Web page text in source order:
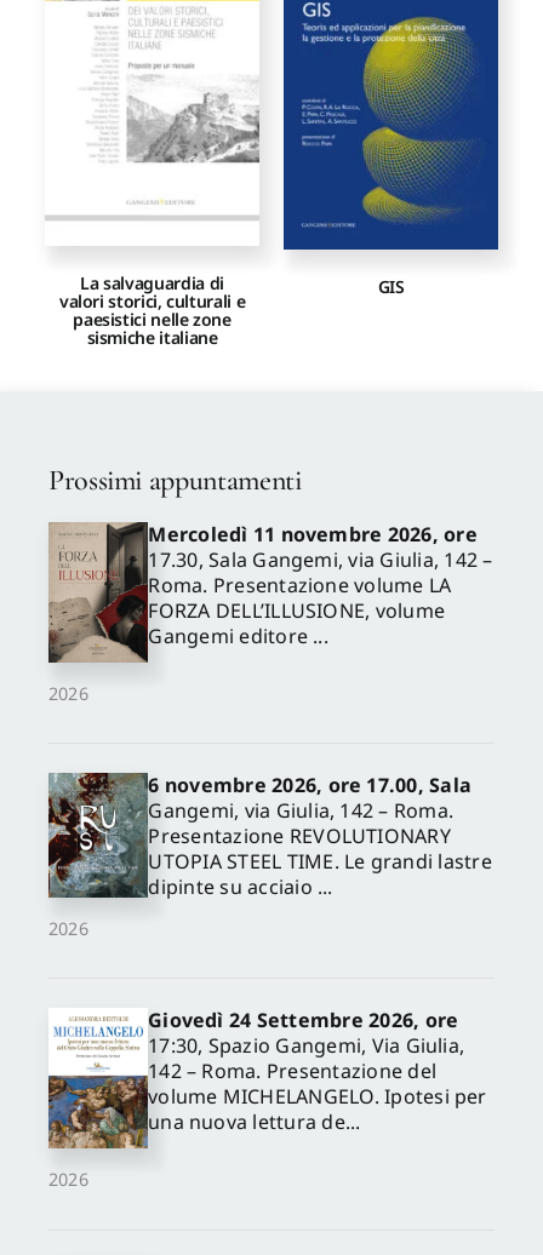
Proposte di pubblicazione
Gangemi Editore
Newsletter
La salvaguardia di
valori storici, culturali e
paesistici nelle zone
sismiche italiane
GIS
Prossimi appuntamenti
2026
Mercoledì 11 novembre 2026, ore
17.30, Sala Gangemi, via Giulia, 142 –
Roma. Presentazione volume LA
FORZA DELL’ILLUSIONE, volume
Gangemi editore ...
2026
6 novembre 2026, ore 17.00, Sala
Gangemi, via Giulia, 142 – Roma.
Presentazione REVOLUTIONARY
UTOPIA STEEL TIME. Le grandi lastre
dipinte su acciaio ...
2026
Giovedì 24 Settembre 2026, ore
17:30, Spazio Gangemi, Via Giulia,
142 – Roma. Presentazione del
volume MICHELANGELO. Ipotesi per
una nuova lettura de...